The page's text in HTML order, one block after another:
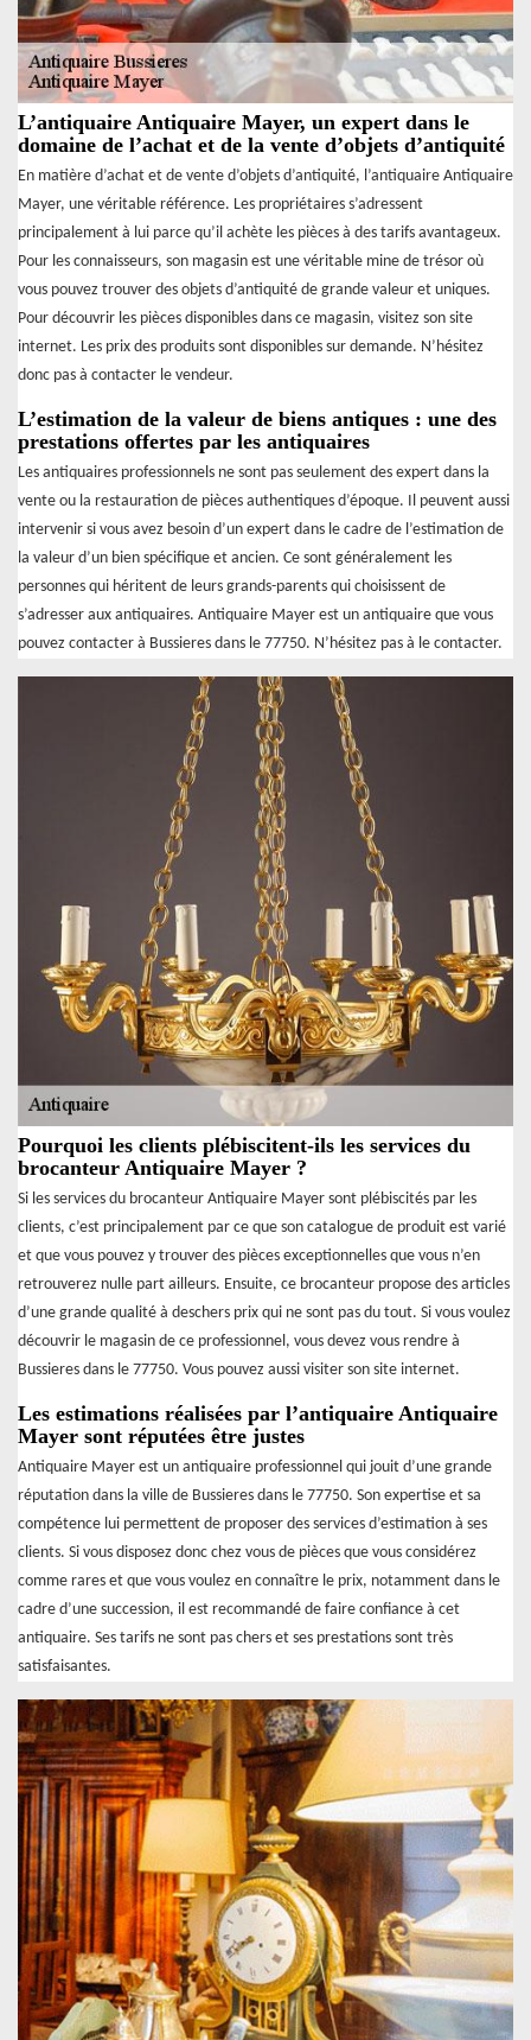
L’antiquaire Antiquaire Mayer, un expert dans le
domaine de l’achat et de la vente d’objets d’antiquité
En matière d’achat et de vente d’objets d’antiquité, l’antiquaire Antiquaire
Mayer, une véritable référence. Les propriétaires s’adressent
principalement à lui parce qu’il achète les pièces à des tarifs avantageux.
Pour les connaisseurs, son magasin est une véritable mine de trésor où
vous pouvez trouver des objets d’antiquité de grande valeur et uniques.
Pour découvrir les pièces disponibles dans ce magasin, visitez son site
internet. Les prix des produits sont disponibles sur demande. N’hésitez
donc pas à contacter le vendeur.
L’estimation de la valeur de biens antiques : une des
prestations offertes par les antiquaires
Les antiquaires professionnels ne sont pas seulement des expert dans la
vente ou la restauration de pièces authentiques d’époque. Il peuvent aussi
intervenir si vous avez besoin d’un expert dans le cadre de l’estimation de
la valeur d’un bien spécifique et ancien. Ce sont généralement les
personnes qui héritent de leurs grands-parents qui choisissent de
s’adresser aux antiquaires. Antiquaire Mayer est un antiquaire que vous
pouvez contacter à Bussieres dans le 77750. N’hésitez pas à le contacter.
Pourquoi les clients plébiscitent-ils les services du
brocanteur Antiquaire Mayer ?
Si les services du brocanteur Antiquaire Mayer sont plébiscités par les
clients, c’est principalement par ce que son catalogue de produit est varié
et que vous pouvez y trouver des pièces exceptionnelles que vous n’en
retrouverez nulle part ailleurs. Ensuite, ce brocanteur propose des articles
d’une grande qualité à deschers prix qui ne sont pas du tout. Si vous voulez
découvrir le magasin de ce professionnel, vous devez vous rendre à
Bussieres dans le 77750. Vous pouvez aussi visiter son site internet.
Les estimations réalisées par l’antiquaire Antiquaire
Mayer sont réputées être justes
Antiquaire Mayer est un antiquaire professionnel qui jouit d’une grande
réputation dans la ville de Bussieres dans le 77750. Son expertise et sa
compétence lui permettent de proposer des services d’estimation à ses
clients. Si vous disposez donc chez vous de pièces que vous considérez
comme rares et que vous voulez en connaître le prix, notamment dans le
cadre d’une succession, il est recommandé de faire confiance à cet
antiquaire. Ses tarifs ne sont pas chers et ses prestations sont très
satisfaisantes.